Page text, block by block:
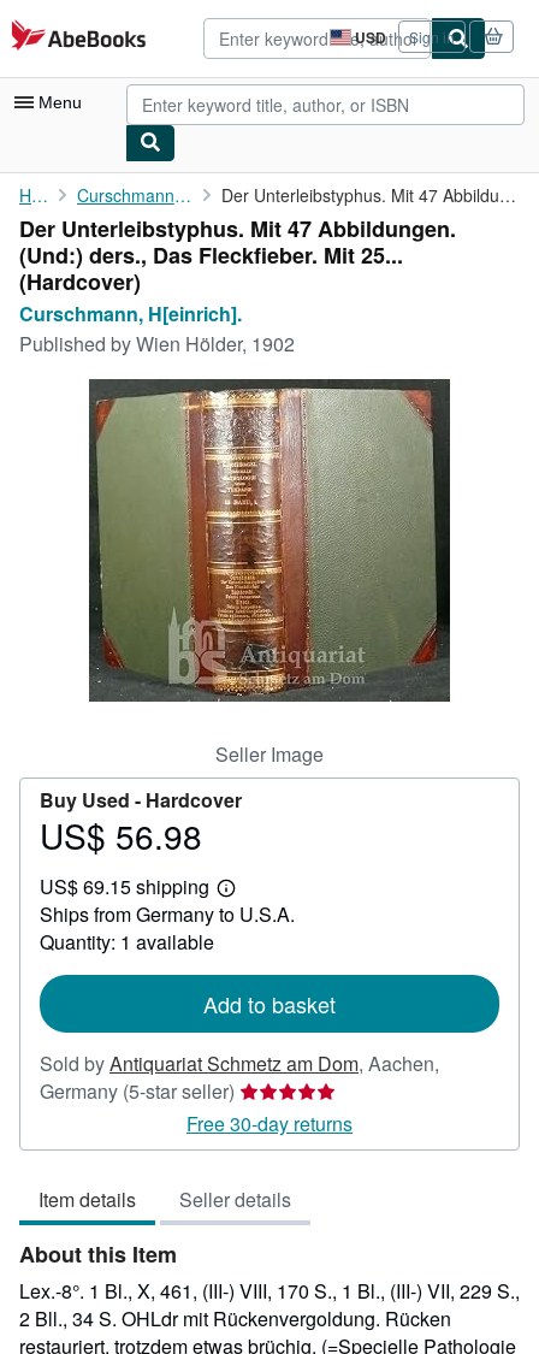
Skip to main content
AbeBooks.com USD
Site
shopping
preferences
Sign in
Menu
My Account
My Purchases
Advanced Search
Browse Collections
Art & Collectibles
Textbooks
Start Selling
CLOSE
Home Curschmann, H[einrich]. Der Unterleibstyphus. Mit 47 Abbildungen. (Und:) ders., Das ...
Der Unterleibstyphus. Mit 47 Abbildungen.
(Und:) ders., Das Fleckfieber. Mit 25...
(Hardcover)
Curschmann, H[einrich].
Published byWien Hölder, 1902
Seller Image
Buy Used - Hardcover
Price
56.98
US$ 56.98
US$ 69.15 shipping
Learn
more
Ships from Germany to U.S.A.
Quantity: 1 available
Add to basket
Sold byAntiquariat Schmetz am Dom, Aachen,
Germany (5-star seller) Seller
rating
5
of
5
Free 30-day returns
Item details Seller details
About this Item
Lex.-8°. 1 Bl., X, 461, (III-) VIII, 170 S., 1 Bl., (III-) VII, 229 S.,
2 Bll., 34 S. OHLdr mit Rückenvergoldung. Rücken
restauriert, trotzdem etwas brüchig. (=Specielle Pathologie